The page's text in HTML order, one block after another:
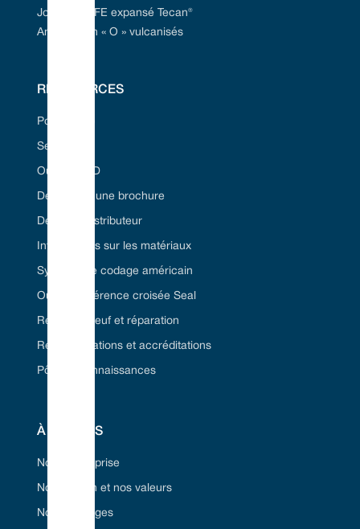
Joint en PTFE expansé Tecan®
Anneaux en « O » vulcanisés
RESSOURCES
Portail Web
Secteurs
Outil Seal ID
Demandez une brochure
Devenez distributeur
Informations sur les matériaux
Système de codage américain
Outil de référence croisée Seal
Remise à neuf et réparation
Réglementations et accréditations
Pôle de connaissances
À PROPOS
Notre entreprise
Notre vision et nos valeurs
Nos avantages